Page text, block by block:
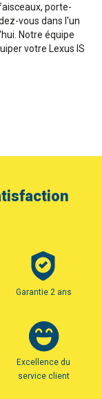
porte-
vous dans l'un
Notre équipe
votre Lexus IS
Garantie 2 ans
Excellence du
service client